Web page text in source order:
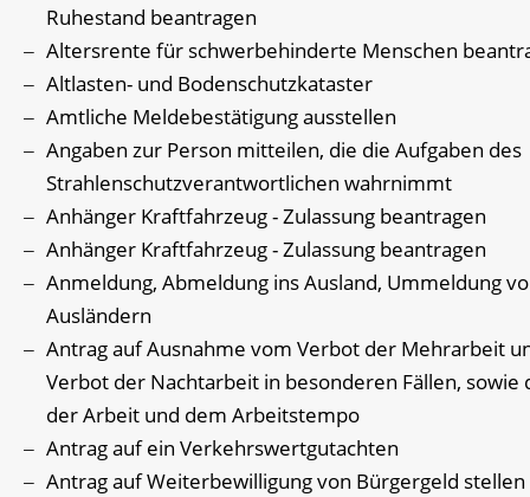
Ruhestand beantragen
Altersrente für schwerbehinderte Menschen
Altlasten- und Bodenschutzkataster
Amtliche Meldebestätigung ausstellen
Angaben zur Person mitteilen, die die Aufgaben des
Strahlenschutzverantwortlichen wahrnimmt
Anhänger Kraftfahrzeug - Zulassung beantragen
Anhänger Kraftfahrzeug - Zulassung beantragen
Anmeldung, Abmeldung ins Ausland, Ummeldung
Ausländern
Antrag auf Ausnahme vom Verbot der Mehrarbeit
Verbot der Nachtarbeit in besonderen Fällen, sowie
der Arbeit und dem Arbeitstempo
Antrag auf ein Verkehrswertgutachten
Antrag auf Weiterbewilligung von Bürgergeld stellen